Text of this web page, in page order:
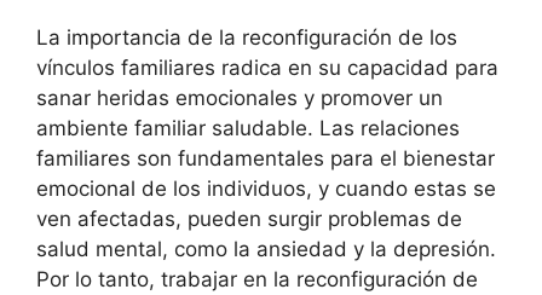
La importancia de la reconfiguración de los
vínculos familiares radica en su capacidad para
sanar heridas emocionales y promover un
ambiente familiar saludable. Las relaciones
familiares son fundamentales para el bienestar
emocional de los individuos, y cuando estas se
ven afectadas, pueden surgir problemas de
salud mental, como la ansiedad y la depresión.
Por lo tanto, trabajar en la reconfiguración de